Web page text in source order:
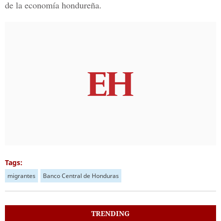
de la economía hondureña.
Tags:
migrantes Banco Central de Honduras
TRENDING